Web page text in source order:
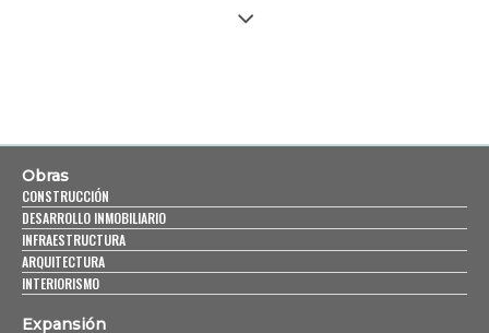
Obras
CONSTRUCCIÓN
DESARROLLO INMOBILIARIO
INFRAESTRUCTURA
ARQUITECTURA
INTERIORISMO
Expansión